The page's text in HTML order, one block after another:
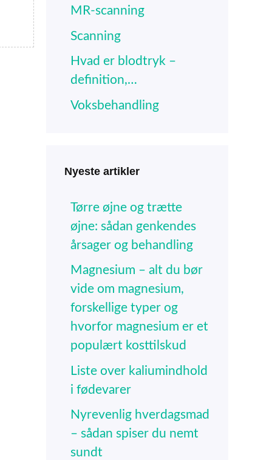
MR-scanning
Scanning
Hvad er blodtryk –
definition,…
Voksbehandling
Nyeste artikler
Tørre øjne og trætte
øjne: sådan genkendes
årsager og behandling
Magnesium – alt du bør
vide om magnesium,
forskellige typer og
hvorfor magnesium er et
populært kosttilskud
Liste over kaliumindhold
i fødevarer
Nyrevenlig hverdagsmad
– sådan spiser du nemt
sundt